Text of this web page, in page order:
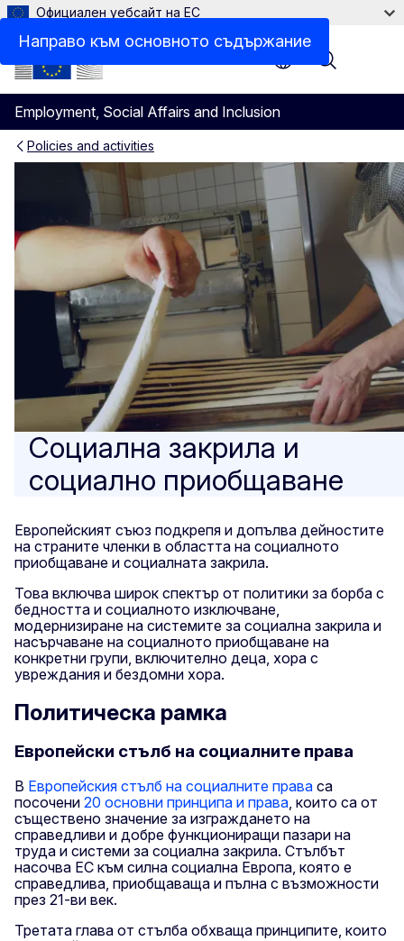
Направо към основното съдържание
Официален уебсайт на ЕС
Employment, Social Affairs and Inclusion
Menu
Policies and activities
Социална закрила и
Социална закрила и
социално приобщаване
Европейският съюз подкрепя и допълва дейностите
на страните членки в областта на социалното
приобщаване и социалната закрила.
Това включва широк спектър от политики за борба с
бедността и социалното изключване,
модернизиране на системите за социална закрила и
насърчаване на социалното приобщаване на
конкретни групи, включително деца, хора с
увреждания и бездомни хора.
Политическа рамка
Европейски стълб на социалните права
В Европейския стълб на социалните права са
посочени 20 основни принципа и права, които са от
съществено значение за изграждането на
справедливи и добре функциониращи пазари на
труда и системи за социална закрила. Стълбът
насочва ЕС към силна социална Европа, която е
справедлива, приобщаваща и пълна с възможности
през 21-ви век.
Третата глава от стълба обхваща принципите, които